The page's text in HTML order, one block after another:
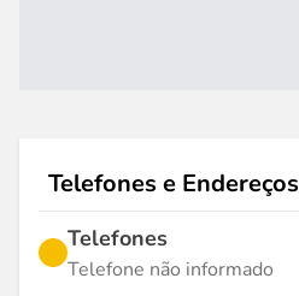
Telefones e Endereços
Telefones
Telefone não informado